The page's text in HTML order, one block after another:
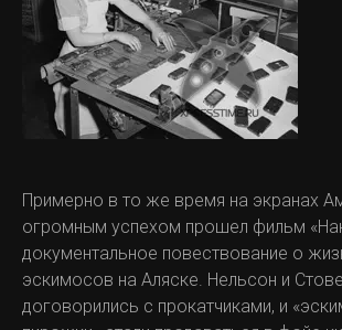
Примерно в то же время на экранах
огромным успехом прошел фильм
документальное повествование о
эскимосов на Аляске. Нельсон и
договорились с прокатчиками, и